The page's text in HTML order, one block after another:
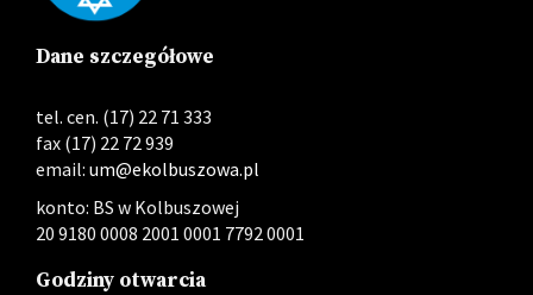
Dane szczegółowe
tel. cen. (17) 22 71 333
fax (17) 22 72 939
email: um@ekolbuszowa.pl
konto: BS w Kolbuszowej
20 9180 0008 2001 0001 7792 0001
Godziny otwarcia